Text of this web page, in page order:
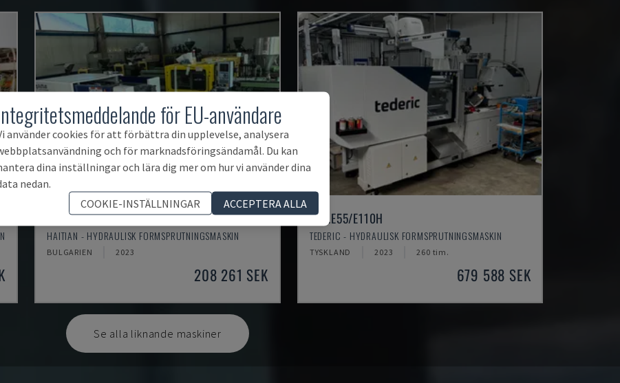
MA900ІІ
HAITIAN - HYDRAULISK FORMSPRUTNINGSMASKIN
BULGARIEN 2023
208 261 SEK
NEO.E55/E110H
TEDERIC - HYDRAULISK FORMSPRUTNINGSMASKIN
TYSKLAND 2023 260 tim.
679 588 SEK
Se alla liknande maskiner
för EU-användare
använder cookies för att förbättra din upplevelse, analysera
och för marknadsföringsändamål. Du kan
dina inställningar och lära dig mer om hur vi använder dina
nedan.
COOKIE-INSTÄLLNINGAR
ACCEPTERA ALLA